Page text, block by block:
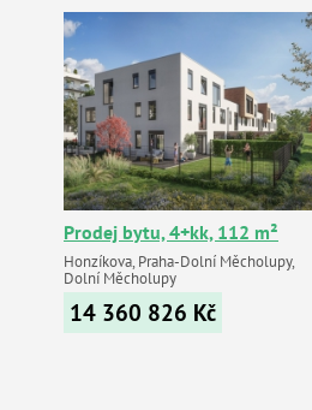
Prodej bytu, 4+kk, 112 m²
Honzíkova, Praha-Dolní Měcholupy,
Dolní Měcholupy
14 360 826 Kč